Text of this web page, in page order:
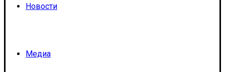
Новости
Медиа